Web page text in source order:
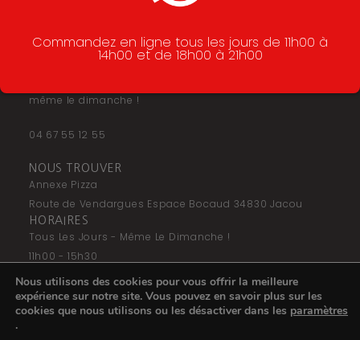
même le dimanche !
04 67 55 12 55
NOUS TROUVER
Annexe Pizza
Route de Vendargues Espace Bocaud 34830 Jacou
HORAIRES
Tous Les Jours - Même Le Dimanche !
11h00 - 15h30
17H30 - 22H30
NOUS SUIVRE
F I
Commandez en ligne tous les jours de 11h00 à
14h00 et de 18h00 à 21h00
Nous utilisons des cookies pour vous offrir la meilleure
expérience sur notre site. Vous pouvez en savoir plus sur les
cookies que nous utilisons ou les désactiver dans les paramètres
.